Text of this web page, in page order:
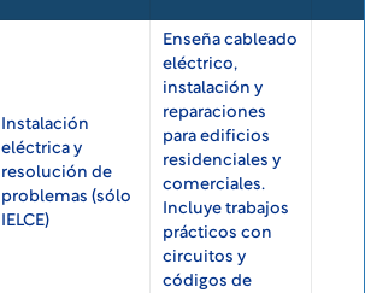
Instalación
eléctrica y
resolución de
problemas (sólo
IELCE)
Enseña cableado
eléctrico,
instalación y
reparaciones
para edificios
residenciales y
comerciales.
Incluye trabajos
prácticos con
circuitos y
códigos de